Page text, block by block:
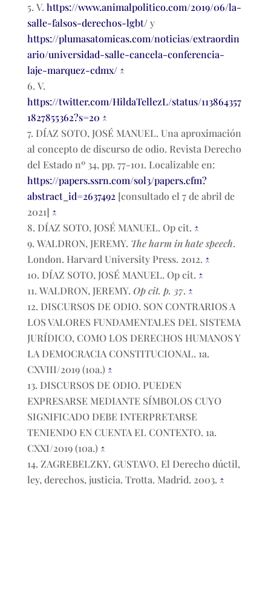
V. https://www.animalpolitico.com/2019/06/la-
salle-falsos-derechos-lgbt/y
https://plumasatomicas.com/noticias/extraordin
ario/universidad-salle-cancela-conferencia-
laje-marquez-cdmx/ ↑
V.
https://twitter.com/HildaTellezL/status/113864357
1827855362?s=20 ↑
DÍAZ SOTO, JOSÉ MANUEL. Una aproximación
al concepto de discurso de odio. Revista Derecho
del Estado nº 34, pp. 77-101. Localizable en:
https://papers.ssrn.com/sol3/papers.cfm?
abstract_id=2637492[consultado el 7 de abril de
2021] ↑
DÍAZ SOTO, JOSÉ MANUEL. Op cit. ↑
WALDRON, JEREMY. The harm in hate speech.
London. Harvard University Press. 2012. ↑
DÍAZ SOTO, JOSÉ MANUEL. Op cit. ↑
WALDRON, JEREMY. Op cit. p. 37. ↑
DISCURSOS DE ODIO. SON CONTRARIOS A
LOS VALORES FUNDAMENTALES DEL SISTEMA
JURÍDICO, COMO LOS DERECHOS HUMANOS Y
LA DEMOCRACIA CONSTITUCIONAL. 1a.
CXVIII/2019 (10a.) ↑
DISCURSOS DE ODIO. PUEDEN
EXPRESARSE MEDIANTE SÍMBOLOS CUYO
SIGNIFICADO DEBE INTERPRETARSE
TENIENDO EN CUENTA EL CONTEXTO. 1a.
CXXI/2019 (10a.) ↑
ZAGREBELZKY, GUSTAVO. El Derecho dúctil,
ley, derechos, justicia. Trotta. Madrid. 2003. ↑